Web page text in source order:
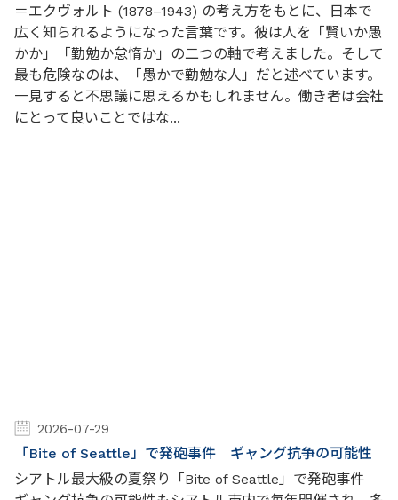
＝エクヴォルト (1878–1943) の考え方をもとに、日本で
広く知られるようになった言葉です。彼は人を「賢いか愚
かか」「勤勉か怠惰か」の二つの軸で考えました。そして
最も危険なのは、「愚かで勤勉な人」だと述べています。
一見すると不思議に思えるかもしれません。働き者は会社
にとって良いことではな...
2026-07-29
「Bite of Seattle」で発砲事件 ギャング抗争の可能性
シアトル最大級の夏祭り「Bite of Seattle」で発砲事件